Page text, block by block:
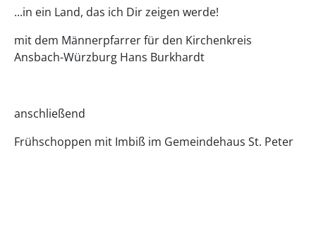
...in ein Land, das ich Dir zeigen werde!
mit dem Männerpfarrer für den Kirchenkreis
Ansbach-Würzburg Hans Burkhardt
anschließend
Frühschoppen mit Imbiß im Gemeindehaus St. Peter